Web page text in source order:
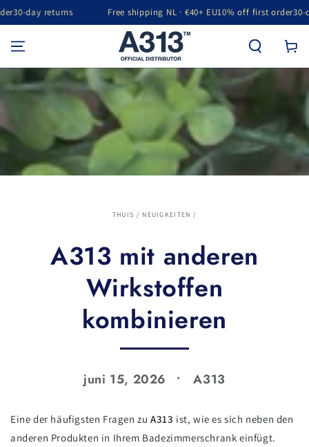
GA NAAR INHOUD
day returns Free shipping NL · €40+ EU10% off first order 30-day
THUIS / NEUIGKEITEN /
A313 mit anderen
Wirkstoffen
kombinieren
juni 15, 2026 A313
Eine der häufigsten Fragen zu A313 ist, wie es sich neben den
anderen Produkten in Ihrem Badezimmerschrank einfügt.